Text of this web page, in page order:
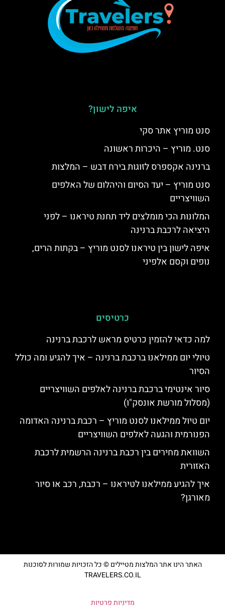
איפה לישון?
סנט מוריץ אתר סקי
סנט. מוריץ – היכרות ראשונה
ברנינה אקספרס לזוגות בירח דבש – המלצות
סנט מוריץ – יעד הסיום והיהלום של האלפים
השוויצריים
המלונות הכי מומלצים ליד תחנת טיראנו – לפני
היציאה לרכבת ברנינה
איפה לישון בין טיראנו לסנט מוריץ – בקתות הרים,
נופים וקסם אלפיני
כרטיסים
למה כדאי להזמין כרטיס מראש לרכבת ברנינה
טיולי יום ממילאנו ברכבת ברנינה – איך להגיע ומה כולל
הסיור
סיור אינטימי ברכבת ברנינה לאלפים השוויצריים
(מסלול מורשת אונסק"ו)
יום טיול ממילאנו לסנט מוריץ – רכבת ברנינה האדומה
הפנורמית והגעה לאלפים השוויצריים
השוואת מחירים בין רכבת ברנינה הרשמית לרכבת
האזורית
איך להגיע ממילאנו לטיראנו – רכבת, רכב או סיור
מאורגן?
האתר הינו אתר המלצות מטיילים © כל הזכויות שמורות לסוכנות
TRAVELERS.CO.IL
מדיניות פרטיות